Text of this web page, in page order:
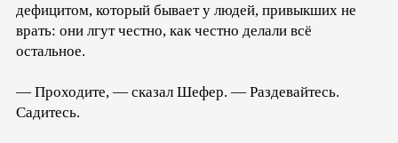
дефицитом, который бывает у людей, привыкших не
врать: они лгут честно, как честно делали всё
остальное.
— Проходите, — сказал Шефер. — Раздевайтесь.
Садитесь.